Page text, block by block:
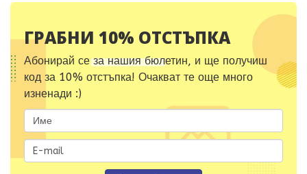
ГРАБНИ 10% ОТСТЪПКА
Абонирай се за нашия бюлетин, и ще получиш
код за 10% отстъпка! Очакват те още много
изненади :)